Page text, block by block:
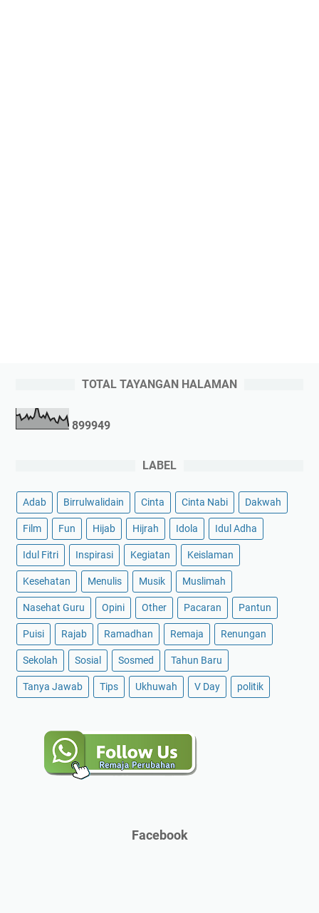
TOTAL TAYANGAN HALAMAN
899949
LABEL
Adab Birrulwalidain Cinta Cinta Nabi Dakwah
Film Fun Hijab Hijrah Idola Idul Adha
Idul Fitri Inspirasi Kegiatan Keislaman
Kesehatan Menulis Musik Muslimah
Nasehat Guru Opini Other Pacaran Pantun
Puisi Rajab Ramadhan Remaja Renungan
Sekolah Sosial Sosmed Tahun Baru
Tanya Jawab Tips Ukhuwah V Day politik
Facebook